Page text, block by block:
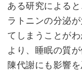
ある研究による
ラトニンの分泌
てしまうことが
より、睡眠の質
陳代謝にも影響